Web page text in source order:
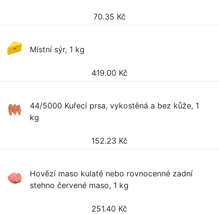
70.35 Kč
Místní sýr, 1 kg
419.00 Kč
44/5000 Kuřecí prsa, vykostěná a bez kůže, 1
kg
152.23 Kč
Hovězí maso kulaté nebo rovnocenné zadní
stehno červené maso, 1 kg
251.40 Kč